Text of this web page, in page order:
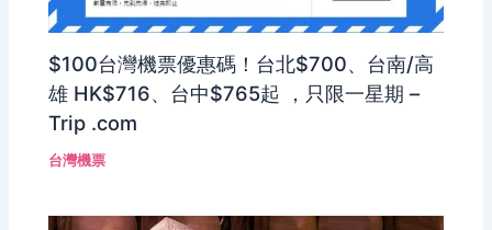
$100台灣機票優惠碼！台北$700、台南/高
雄 HK$716、台中$765起 ，只限一星期 –
Trip .com
台灣機票